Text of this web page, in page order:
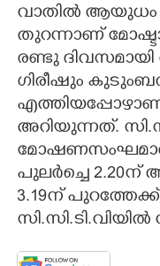
വാതിൽ ആയുധം
തുറന്നാണ്
രണ്ടു ദിവസമായി
ഗിരീഷും
അറിയുന്നത്.
പുലർച്ചെ 2.20ന്
3.19ന്
സി.സി.ടി.വിയിൽ